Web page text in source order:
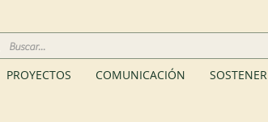
PROYECTOS COMUNICACIÓN SOSTENER